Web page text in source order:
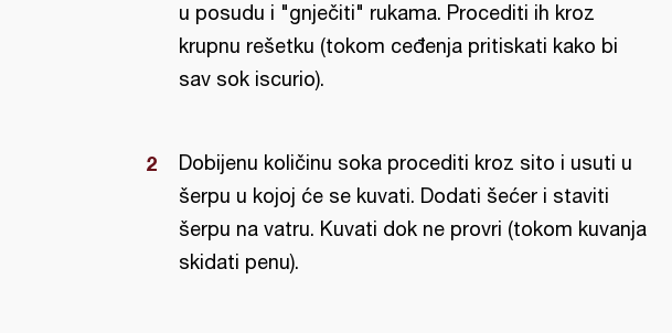
u posudu i "gnječiti" rukama. Procediti ih kroz
krupnu rešetku (tokom ceđenja pritiskati kako bi
sav sok iscurio).
Dobijenu količinu soka procediti kroz sito i usuti u
šerpu u kojoj će se kuvati. Dodati šećer i staviti
šerpu na vatru. Kuvati dok ne provri (tokom kuvanja
skidati penu).